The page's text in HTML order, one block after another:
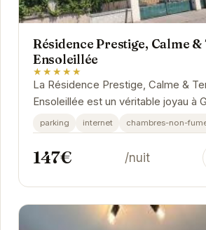
Résidence Prestige, Calme &
Ensoleillée
★★★★★
La Résidence Prestige, Calme &
Ensoleillée est un véritable joyau à
emplacement privilégié offre un
parking internet chambres-non-
147€ /nuit